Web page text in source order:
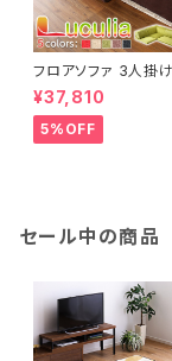
フロアソファ 3人掛
プ 起毛素材 日本製 （
2セット｜Luculia-
SH-07-LCL2SET
¥37,810
5%OFF
セール中の商品